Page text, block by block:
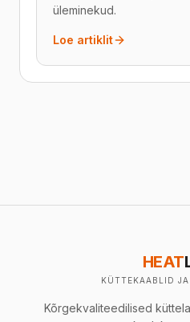
üleminekud.
Loe artiklit
HEAT
KÜTTEKAABLID
Kõrgekvaliteedilised